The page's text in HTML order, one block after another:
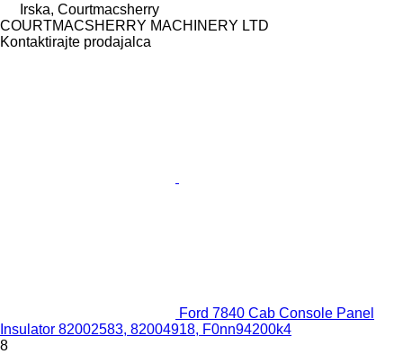
Irska, Courtmacsherry
COURTMACSHERRY MACHINERY LTD
Kontaktirajte prodajalca
Ford 7840 Cab Console Panel
Insulator 82002583, 82004918, F0nn94200k4
8